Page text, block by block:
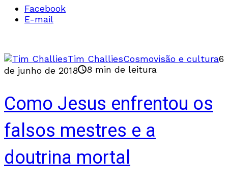
Facebook
E-mail
Tim ChalliesCosmovisão e cultura6
de junho de 2018
8 min de leitura
Como Jesus enfrentou os
falsos mestres e a
doutrina mortal